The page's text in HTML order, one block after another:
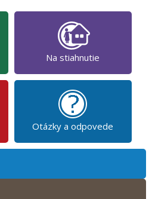
Na stiahnutie
Otázky a odpovede